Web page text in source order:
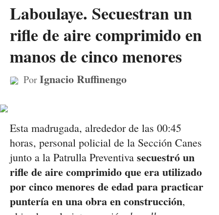
Laboulaye. Secuestran un
rifle de aire comprimido en
manos de cinco menores
PorIgnacio Ruffinengo
Esta madrugada, alrededor de las 00:45
horas, personal policial de la Sección Canes
junto a la Patrulla Preventiva secuestró un
rifle de aire comprimido que era utilizado
por cinco menores de edad para practicar
puntería en una obra en construcción,